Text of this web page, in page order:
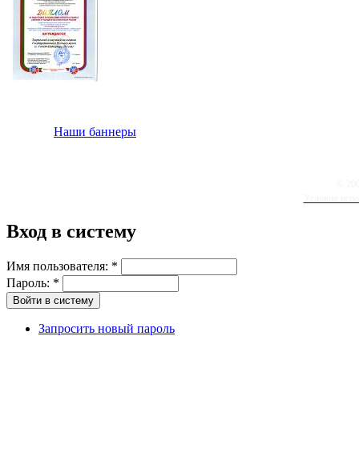
Наши баннеры
Вход в систему
Имя пользователя: *
Пароль: *
Запросить новый пароль